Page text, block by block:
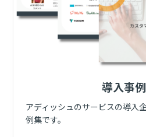
導入事
アディッシュのサービスの導入
例集です。